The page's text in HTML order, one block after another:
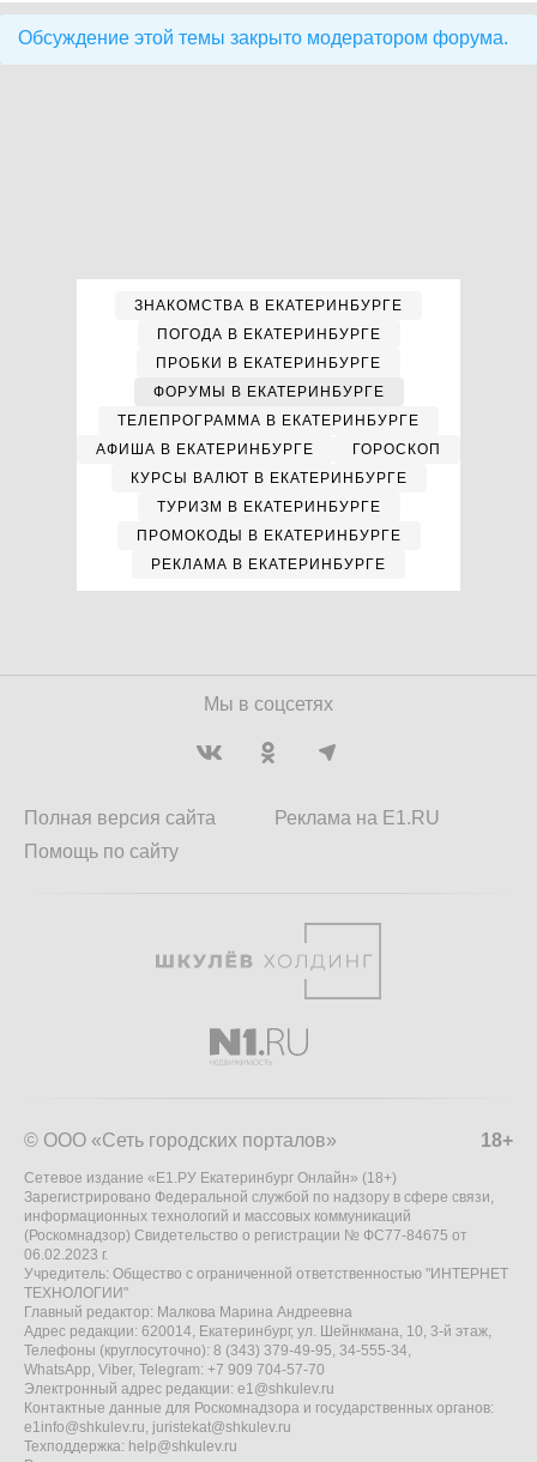
Обсуждение этой темы закрыто модератором форума.
ЗНАКОМСТВА В ЕКАТЕРИНБУРГЕ
ПОГОДА В ЕКАТЕРИНБУРГЕ
ПРОБКИ В ЕКАТЕРИНБУРГЕ
ФОРУМЫ В ЕКАТЕРИНБУРГЕ
ТЕЛЕПРОГРАММА В ЕКАТЕРИНБУРГЕ
АФИША В ЕКАТЕРИНБУРГЕ
ГОРОСКОП
КУРСЫ ВАЛЮТ В ЕКАТЕРИНБУРГЕ
ТУРИЗМ В ЕКАТЕРИНБУРГЕ
ПРОМОКОДЫ В ЕКАТЕРИНБУРГЕ
РЕКЛАМА В ЕКАТЕРИНБУРГЕ
Мы в соцсетях
Полная версия сайта
Помощь по сайту
Реклама на E1.RU
18+
© ООО «Сеть городских порталов»
Сетевое издание «Е1.РУ Екатеринбург Онлайн» (18+)
Зарегистрировано Федеральной службой по надзору в сфере связи,
информационных технологий и массовых коммуникаций
(Роскомнадзор) Свидетельство о регистрации № ФС77-84675 от
06.02.2023 г.
Учредитель: Общество с ограниченной ответственностью "ИНТЕРНЕТ
ТЕХНОЛОГИИ"
Главный редактор: Малкова Марина Андреевна
Адрес редакции: 620014, Екатеринбург, ул. Шейнкмана, 10, 3-й этаж,
Телефоны (круглосуточно): 8 (343) 379-49-95, 34-555-34,
WhatsApp, Viber, Telegram: +7 909 704-57-70
Электронный адрес редакции: e1@shkulev.ru
Контактные данные для Роскомнадзора и государственных органов:
e1info@shkulev.ru, juristekat@shkulev.ru
Техподдержка: help@shkulev.ru